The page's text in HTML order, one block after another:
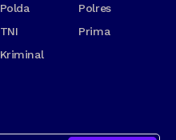
Polda
Polres
TNI
Prima
Kriminal